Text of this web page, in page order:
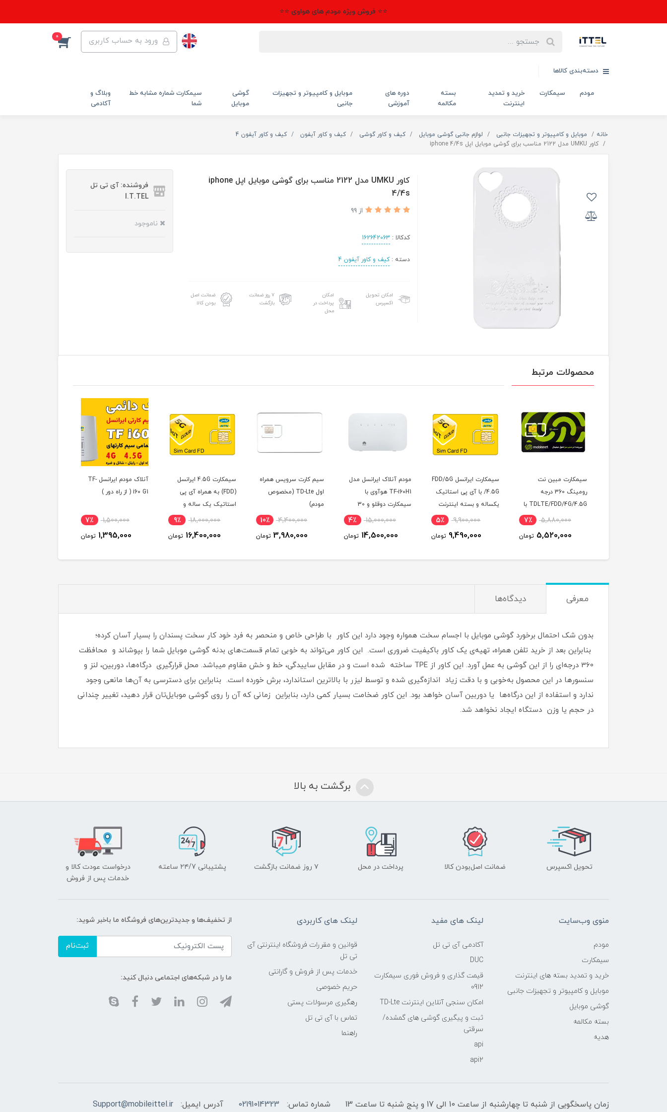
⭐⭐ فروش ویژه مودم های هواوی ⭐⭐
ورود به حساب کاربری 0
دسته‌بندی کالاها
مودم سیمکارت
خرید و تمدید
اینترنت
بسته
مکالمه
دوره های
آموزشی
موبایل و کامپیوتر و تجهیزات
جانبی
گوشی
موبایل
سیمکارت شماره مشابه خط
شما
وبلاگ و
آکادمی
خانه موبایل و کامپیوتر و تجهیزات جانبی لوازم جانبی گوشی موبایل کیف و کاور گوشی کیف و کاور آیفون
کیف و کاور آیفون 4
کاور UMKU مدل 2122 مناسب برای گوشی موبایل اپل iphone 4/4s
کاور UMKU مدل 2122 مناسب برای گوشی موبایل اپل iphone
4/4s
از 99
کدکالا : 162642063
دسته :کیف و کاور آیفون 4
امکان تحویل
اکسپرس
امکان
پرداخت در
محل
۷ روز ضمانت
بازگشت
ضمانت اصل
بودن کالا
فروشنده: آی تی تل
I.T.TEL
ناموجود
محصولات مرتبط
سیمکارت ایرانسل FDD/5G
/4.5G با آی پی استاتیک
یکساله و بسته اینترنت
200 گیگ یکساله
9,900,000
9,490,000
مودم آنلاک ایرانسل مدل
TF-i60H1 هوآوی با
گیگ اینترنت یک ماهه
15,000,000
14,500,000
سیم کارت سرویس همراه
مودم)
4,400,000
3,980,000
سیمکارت 4.5G ایرانسل
(FDD) به همراه آی پی
18,000,000
16,400,000
i60 G1 ( از راه دور )
1,500,000
1,395,000
سیم کارت رایتل مخصوص
2,640,000
2,364,000
معرفی دیدگاه‌ها
بدون شک احتمال برخورد گوشی موبایل با اجسام سخت همواره وجود دارد این کاور با طراحی خاص و منحصر به فرد خود کار سخت پسندان را بسیار آسان کرده؛
بنابراین بعد از خرید تلفن همراه، تهیه‌ی یک کاور با‌کیفیت ضروری است‏.‏ این کاور می‌تواند به خوبی تمام قسمت‌های بدنه گوشی موبایل شما را بپوشاند و محافظت
360 درجه‌ای را از این گوشی به عمل آورد‏.‏ این کاور از TPE ساخته شده است و در مقابل ساییدگی، خط و خش مقاوم میباشد.‏ محل قرارگیری درگاه‌ها، دوربین، لنز و
سنسورها در این محصول به‌خوبی و با دقت زیاد اندازه‌گیری شده و توسط لیزر با بالاترین استاندارد، برش خورده است‏.‏ بنابراین برای دسترسی به آن‌ها مانعی وجود
ندارد و استفاده از این درگاه‌ها یا دوربین آسان خواهد بود‏.‏ این کاور ضخامت بسیار کمی دارد، بنابراین زمانی که آن را روی گوشی موبایل‌تان قرار دهید، تغییر چندانی
در حجم یا وزن دستگاه ایجاد نخواهد شد‏.‏
برگشت به بالا
تحویل اکسپرس ضمانت اصل‌بودن کالا پرداخت در محل ۷ روز ضمانت بازگشت پشتیبانی ۲۴/7 ساعته
درخواست عودت کالا و
خدمات پس از فروش
منوی وب‌سایت
مودم
سیمکارت
خرید و تمدید بسته های اینترنت
موبایل و کامپیوتر و تجهیزات جانبی
گوشی موبایل
بسته مکالمه
هدیه
لینک های مفید
آکادمی آی تی تل
DUC
قیمت گذاری و فروش فوری سیمکارت
0912
امکان سنجی آنلاین اینترنت TD-Lte
ثبت و پیگیری گوشی های گمشده/
سرقتی
api
api2
لینک های کاربردی
قوانین و مقررات فروشگاه اینترنتی آی
تی تل
خدمات پس از فروش و گارانتی
حریم خصوصی
رهگیری مرسولات پستی
تماس با آی تی تل
راهنما
از تخفیف‌ها و جدیدترین‌های فروشگاه ما باخبر شوید:
ثبت‌نام
ما را در شبکه‌های اجتماعی دنبال کنید:
زمان پاسخگویی از شنبه تا چهارشنبه از ساعت 10 الی 17 و پنج شنبه تا ساعت 13 شماره تماس: 02191014323 آدرس ایمیل: Support@mobileittel.ir